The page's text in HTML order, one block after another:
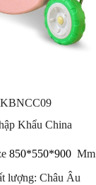
KBNCC09
Khẩu China
850*550*900 Mm
lượng: Châu Âu